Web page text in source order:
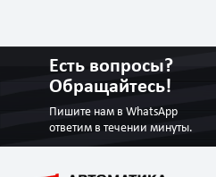
Есть вопросы?
Обращайтесь!
Пишите нам в WhatsApp
ответим в течении минуты.